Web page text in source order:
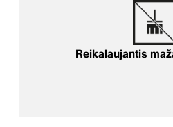
Reikalaujantis